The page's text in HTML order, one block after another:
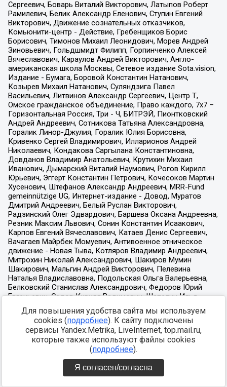
Для повышения удобства сайта мы используем
cookies (подробнее). К сайту подключены
сервисы Yandex.Metrika, LiveInternet, top.mail.ru,
которые также используют файлы cookies
(подробнее).
Я согласен/согласна